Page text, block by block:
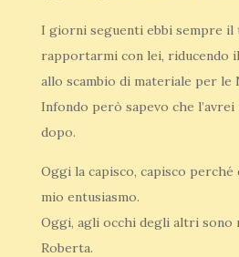
I giorni seguenti ebbi sempre il
rapportarmi con lei, riducendo
allo scambio di materiale per le
Infondo però sapevo che
dopo.
Oggi la capisco, capisco
mio entusiasmo.
Oggi, agli occhi degli altri sono
Roberta.